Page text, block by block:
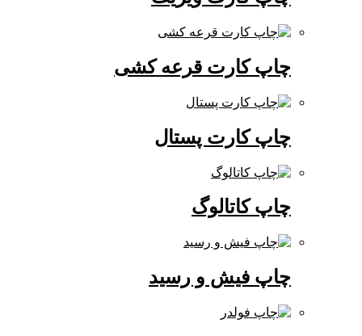
چاپ کارت قرعه کشی
چاپ کارت پستال
چاپ کاتالوگ
چاپ فیش و رسید